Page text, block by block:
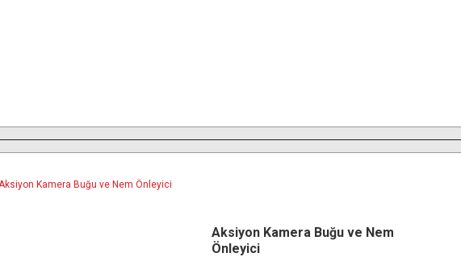
Aksiyon Kamera Buğu ve Nem
Önleyici